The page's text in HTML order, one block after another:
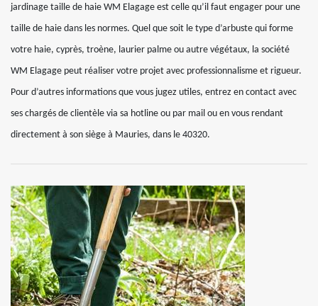
jardinage taille de haie WM Elagage est celle qu’il faut engager pour une
taille de haie dans les normes. Quel que soit le type d’arbuste qui forme
votre haie, cyprès, troène, laurier palme ou autre végétaux, la société
WM Elagage peut réaliser votre projet avec professionnalisme et rigueur.
Pour d’autres informations que vous jugez utiles, entrez en contact avec
ses chargés de clientèle via sa hotline ou par mail ou en vous rendant
directement à son siège à Mauries, dans le 40320.